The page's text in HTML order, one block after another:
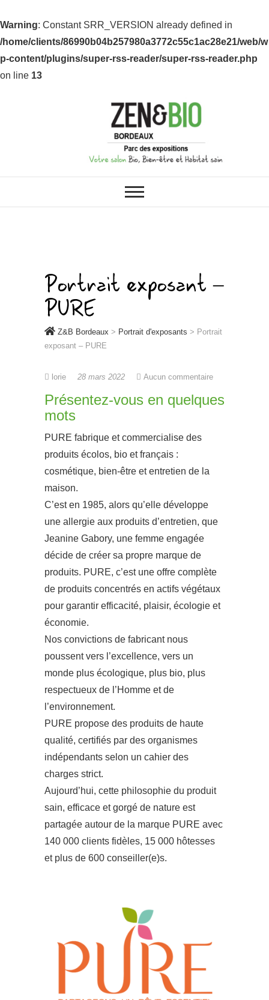
Warning: Constant SRR_VERSION already defined in
/home/clients/86990b04b257980a3772c55c1ac28e21/web/w
p-content/plugins/super-rss-reader/super-rss-reader.php
on line 13
Z&B Bordeaux
ZEN & BIO : VOS SALONS BIO,
BIEN-ÊTRE ET HABITAT SAIN
Portrait exposant –
PURE
Z&B Bordeaux > Portrait d'exposants > Portrait
exposant – PURE
lorie 28 mars 2022 Aucun commentaire
Présentez-vous en quelques
mots
PURE fabrique et commercialise des
produits écolos, bio et français :
cosmétique, bien-être et entretien de la
maison.
C’est en 1985, alors qu’elle développe
une allergie aux produits d’entretien, que
Jeanine Gabory, une femme engagée
décide de créer sa propre marque de
produits. PURE, c’est une offre complète
de produits concentrés en actifs végétaux
pour garantir efficacité, plaisir, écologie et
économie.
Nos convictions de fabricant nous
poussent vers l’excellence, vers un
monde plus écologique, plus bio, plus
respectueux de l’Homme et de
l’environnement.
PURE propose des produits de haute
qualité, certifiés par des organismes
indépendants selon un cahier des
charges strict.
Aujourd’hui, cette philosophie du produit
sain, efficace et gorgé de nature est
partagée autour de la marque PURE avec
140 000 clients fidèles, 15 000 hôtesses
et plus de 600 conseiller(e)s.